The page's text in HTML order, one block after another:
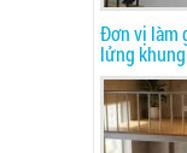
Đơn vị làm
lửng